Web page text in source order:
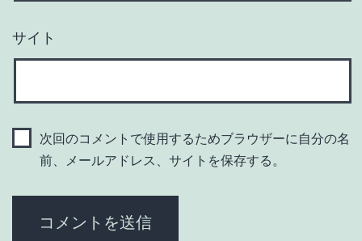
サイト
次回のコメントで使用するためブラウザーに自分の名
前、メールアドレス、サイトを保存する。